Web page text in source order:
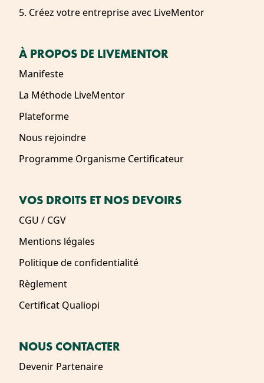
5. Créez votre entreprise avec LiveMentor
À PROPOS DE LIVEMENTOR
Manifeste
La Méthode LiveMentor
Plateforme
Nous rejoindre
Programme Organisme Certificateur
VOS DROITS ET NOS DEVOIRS
CGU / CGV
Mentions légales
Politique de confidentialité
Règlement
Certificat Qualiopi
NOUS CONTACTER
Devenir Partenaire